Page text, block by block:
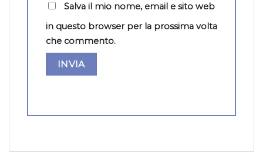
Salva il mio nome, email e sito web
in questo browser per la prossima volta
che commento.